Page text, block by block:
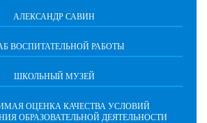
АЛЕКСАНДР САВИН
ВОСПИТАТЕЛЬНОЙ РАБОТЫ
ШКОЛЬНЫЙ МУЗЕЙ
ОЦЕНКА КАЧЕСТВА УСЛОВИЙ
ОБРАЗОВАТЕЛЬНОЙ ДЕЯТЕЛЬНОСТИ